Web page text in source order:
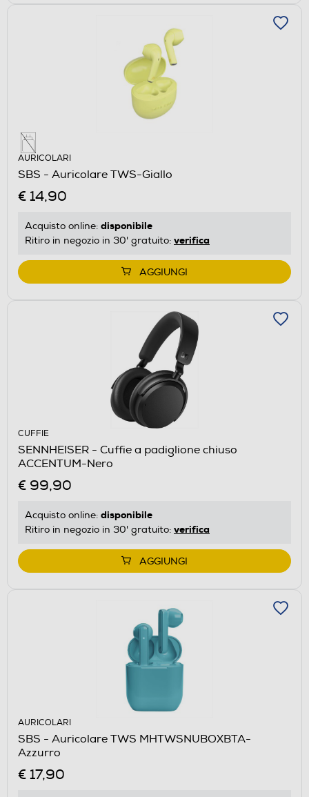
AURICOLARI
SBS - Auricolare TWS-Giallo
€ 14,90
Acquisto online: disponibile
Ritiro in negozio in 30' gratuito: verifica
AGGIUNGI
CUFFIE
SENNHEISER - Cuffie a padiglione chiuso
ACCENTUM-Nero
€ 99,90
Acquisto online: disponibile
Ritiro in negozio in 30' gratuito: verifica
AGGIUNGI
AURICOLARI
SBS - Auricolare TWS MHTWSNUBOXBTA-
Azzurro
€ 17,90